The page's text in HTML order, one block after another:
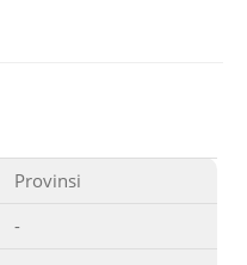
Provinsi
-